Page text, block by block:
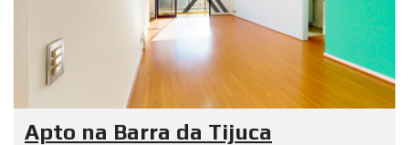
Apto na Barra da Tijuca